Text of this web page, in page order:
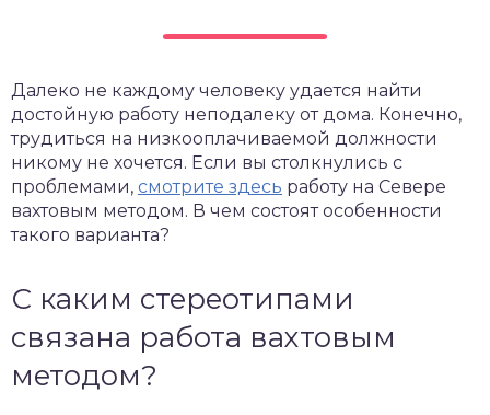
Далеко не каждому человеку удается найти
достойную работу неподалеку от дома. Конечно,
трудиться на низкооплачиваемой должности
никому не хочется. Если вы столкнулись с
проблемами, смотрите здесь работу на Севере
вахтовым методом. В чем состоят особенности
такого варианта?
С каким стереотипами
связана работа вахтовым
методом?